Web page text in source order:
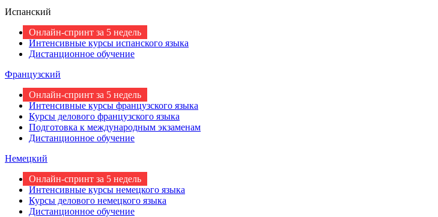
Испанский
Онлайн-спринт за 5 недель
Интенсивные курсы испанского языка
Дистанционное обучение
Французский
Онлайн-спринт за 5 недель
Интенсивные курсы французского языка
Курсы делового французского языка
Подготовка к международным экзаменам
Дистанционное обучение
Немецкий
Онлайн-спринт за 5 недель
Интенсивные курсы немецкого языка
Курсы делового немецкого языка
Дистанционное обучение